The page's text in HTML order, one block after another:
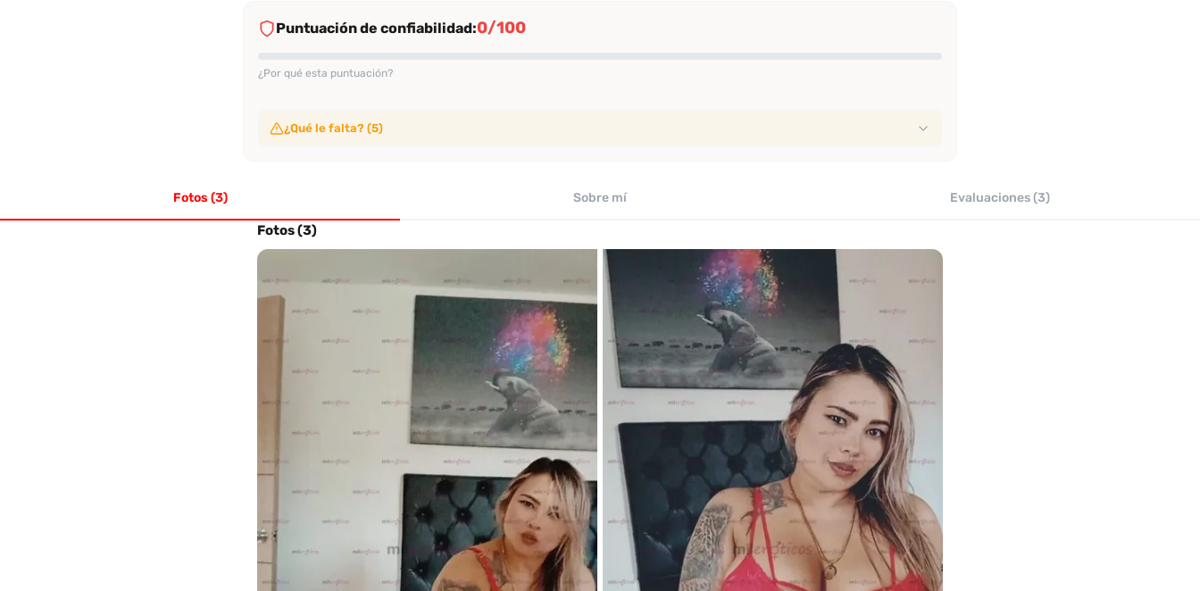
Puntuación de confiabilidad:0/100
¿Por qué esta puntuación?
¿Qué le falta? (5)
Sin perfil verificado
Sin tasa alta de recomendación
No alcanza el 70% de recomendación entre clientes
Fotos (3) Sobre mí Evaluaciones (3)
Fotos (3)